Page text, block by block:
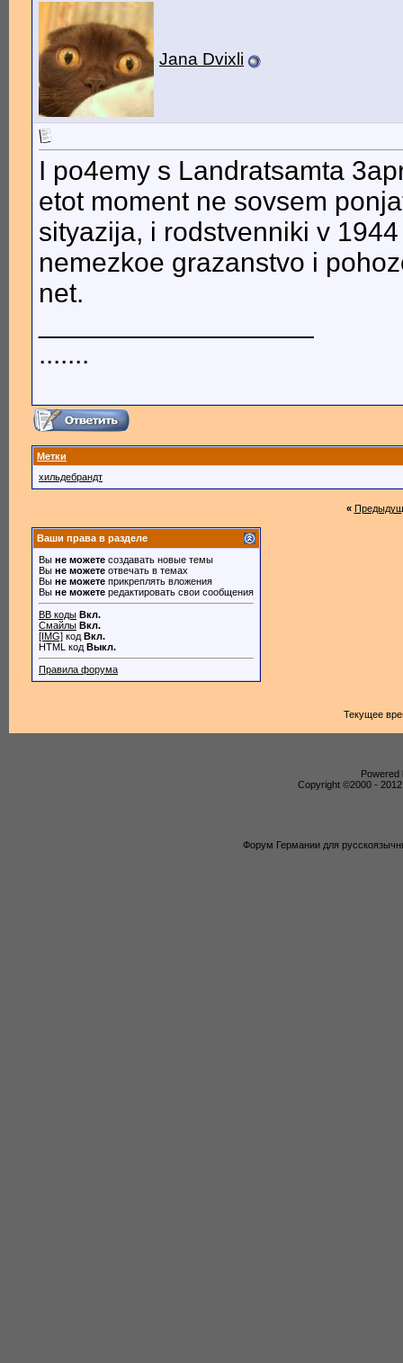
Jana Dvixli
I po4emy s Landratsamta
etot moment ne sovsem
sityazija, i rodstvenniki v
nemezkoe grazanstvo i
net.
.......
Метки
хильдебрандт
«
Ваши права в разделе
Вы не можете создавать новые темы
Вы не можете отвечать в темах
Вы не можете прикреплять вложения
Вы не можете редактировать свои сообщения
BB коды Вкл.
Смайлы Вкл.
[IMG] код Вкл.
HTML код Выкл.
Правила форума
Текущее
Powered
Copyright ©2000 -
Форум Германии для